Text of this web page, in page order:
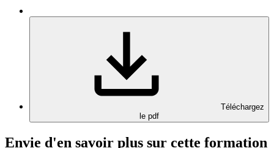
Téléchargez
le pdf
Envie d'en savoir plus sur cette formation